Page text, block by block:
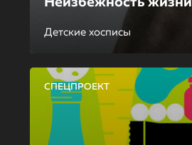
Детские хосписы
СПЕЦПРОЕКТ